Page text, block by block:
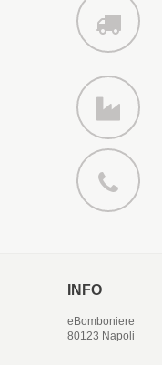
INFO
eBomboniere
80123 Napoli